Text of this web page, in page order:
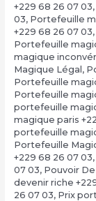
+229 68 26 07 03,
03, Portefeuille
+229 68 26 07 03,
Portefeuille
magique
Magique Légal,
Portefeuille
Portefeuille
portefeuille
magique paris
portefeuille
Portefeuille
+229 68 26 07 03,
07 03, Pouvoir
devenir riche
26 07 03, Prix